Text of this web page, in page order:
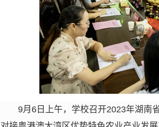
9月6日上午，学校召开2023年湖南